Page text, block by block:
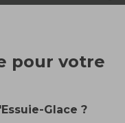
pour votre
Glace ?